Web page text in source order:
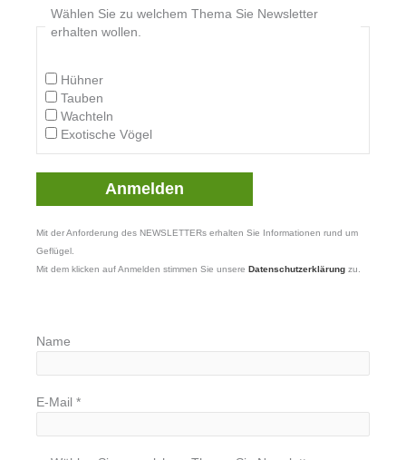
Wählen Sie zu welchem Thema Sie Newsletter
erhalten wollen.
Hühner
Tauben
Wachteln
Exotische Vögel
Mit der Anforderung des NEWSLETTERs erhalten Sie Informationen rund um
Geflügel.
Mit dem klicken auf Anmelden stimmen Sie unsere Datenschutzerklärung zu.
Name
E-Mail *